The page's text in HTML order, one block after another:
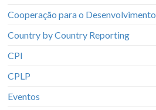
Cooperação para o Desenvolvimento
Country by Country Reporting
CPI
CPLP
Eventos